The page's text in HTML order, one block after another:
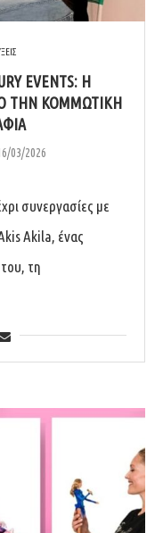
EVENTS: Η
ΤΗΝ ΚΟΜΜΩΤΙΚΉ
03/2026
συνεργασίες με
Akila, ένας
τη